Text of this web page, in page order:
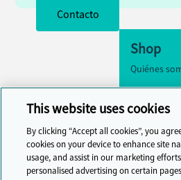
Contacto
Shop
Quiénes
Contacto
Centro de
This website uses cookies
By clicking “Accept all cookies”, you
cookies on your device to enhance site
usage, and assist in our marketing
personalised advertising on certain